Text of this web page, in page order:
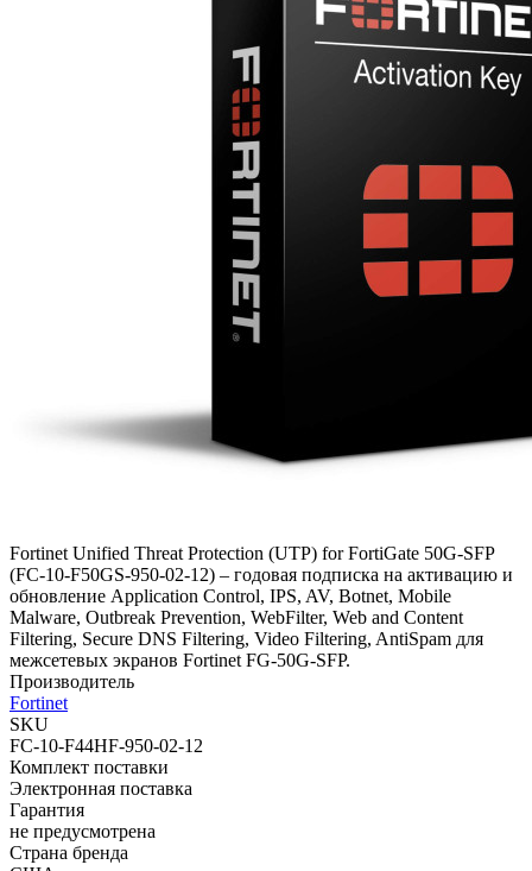
Fortinet Unified Threat Protection (UTP) for FortiGate 50G-SFP
(FC-10-F50GS-950-02-12) – годовая подписка на активацию и
обновление Application Control, IPS, AV, Botnet, Mobile
Malware, Outbreak Prevention, WebFilter, Web and Content
Filtering, Secure DNS Filtering, Video Filtering, AntiSpam для
межсетевых экранов Fortinet FG-50G-SFP.
Производитель
Fortinet
SKU
FC-10-F44HF-950-02-12
Комплект поставки
Электронная поставка
Гарантия
не предусмотрена
Страна бренда